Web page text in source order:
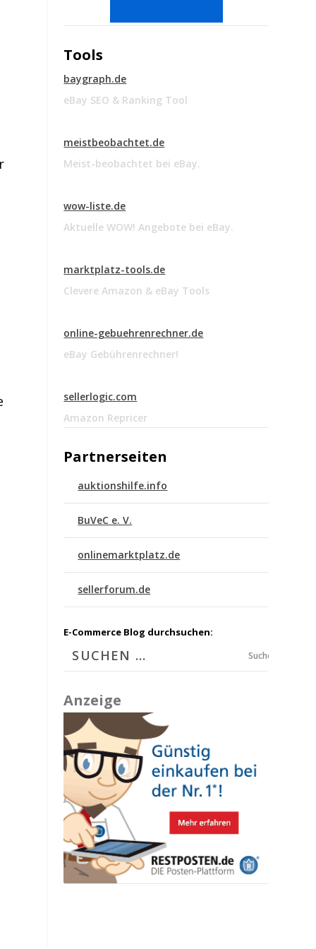
Tools
baygraph.de
eBay SEO & Ranking Tool
meistbeobachtet.de
Meist-beobachtet bei eBay.
wow-liste.de
Aktuelle WOW! Angebote bei eBay.
marktplatz-tools.de
Clevere Amazon & eBay Tools
online-gebuehrenrechner.de
eBay Gebührenrechner!
sellerlogic.com
Amazon Repricer
Partnerseiten
auktionshilfe.info
BuVeC e. V.
onlinemarktplatz.de
sellerforum.de
E-Commerce Blog durchsuchen:
Suchen
Anzeige